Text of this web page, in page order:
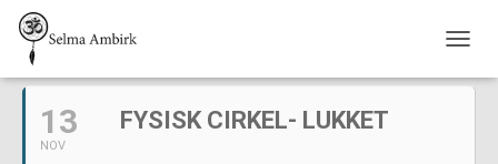
K
NOVEMBER, 2019
13
NOV
FYSISK CIRKEL- LUKKET